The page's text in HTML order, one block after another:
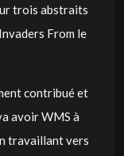
trois abstraits
From le
contribué et
avoir WMS à
travaillant vers